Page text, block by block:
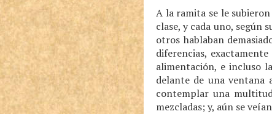
A la ramita se le
clase, y cada uno, según
otros hablaban
diferencias,
alimentación, e incluso
delante de una
contemplar una
mezcladas; y, aún se